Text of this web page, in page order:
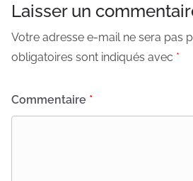
Laisser un
Votre adresse e-mail ne sera pas
obligatoires sont indiqués avec *
Commentaire *